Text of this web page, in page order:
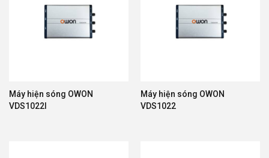
Máy hiện sóng OWON
VDS1022I
Máy hiện sóng OWON
VDS1022